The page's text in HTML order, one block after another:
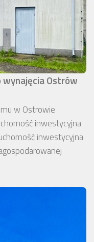
Ostrów
w Ostrowie
inwestycyjna
inwestycyjna